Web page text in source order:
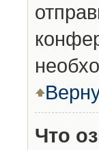
Что